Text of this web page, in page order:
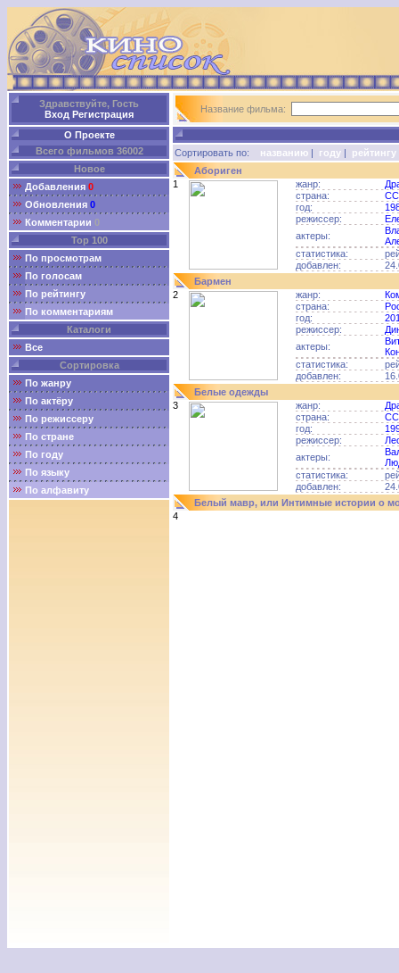
Здравствуйте, Гость
Вход Регистрация
О Проекте
Всего фильмов 36002
Новое
Добавления 0
Обновления 0
Комментарии 0
Top 100
По просмотрам
По голосам
По рейтингу
По комментариям
Каталоги
Все
Сортировка
По жанру
По актёру
По режиссеру
По стране
По году
По языку
По алфавиту
Название фильма:
Сортировать по: названию | году | рейтингу
Абориген
1
жанр:
страна:
год:
режиссер:
актеры:
статистика:
добавлен:
Бармен
2
жанр:
страна:
год:
режиссер:
актеры:
статистика:
добавлен:
Белые одежды
3
жанр:
страна:
год:
режиссер:
актеры:
статистика:
добавлен:
Белый мавр, или Интимные истории о
4